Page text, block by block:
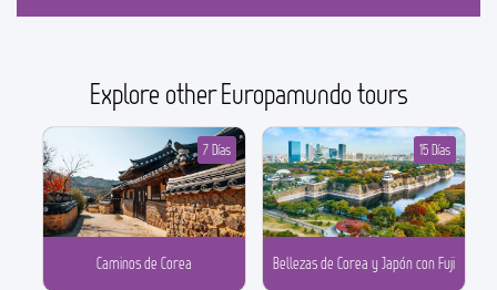
Explore other Europamundo tours
Caminos de Corea
7 Días
Bellezas de Corea y Japón con Fuji
15 Días